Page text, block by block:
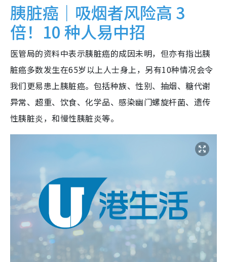
胰脏癌｜吸烟者风险高 3
倍！10 种人易中招
医管局的资料中表示胰脏癌的成因未明，但亦有指出胰
脏癌多数发生在65岁以上人士身上，另有10种情况会令
我们更易患上胰脏癌。包括种族、性别、抽烟、糖代谢
异常、超重、饮食、化学品、感染幽门螺旋杆菌、遗传
性胰脏炎，和慢性胰脏炎等。